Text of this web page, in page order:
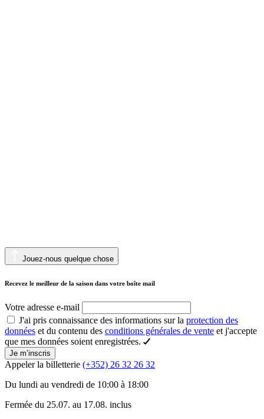
Jouez-nous quelque chose
Recevez le meilleur de la saison dans votre boîte mail
Votre adresse e-mail
J'ai pris connaissance des informations sur la protection des
données et du contenu des conditions générales de vente et j'accepte
que mes données soient enregistrées.
Je m’inscris
Appeler la billetterie (+352) 26 32 26 32
Du lundi au vendredi de 10:00 à 18:00
Fermée du 25.07. au 17.08. inclus